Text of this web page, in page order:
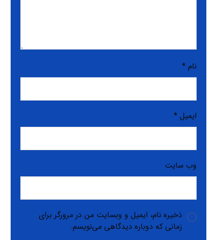
نام*
ایمیل*
وب‌ سایت
ذخیره نام، ایمیل و وبسایت من در مرورگر برای
زمانی که دوباره دیدگاهی می‌نویسم.